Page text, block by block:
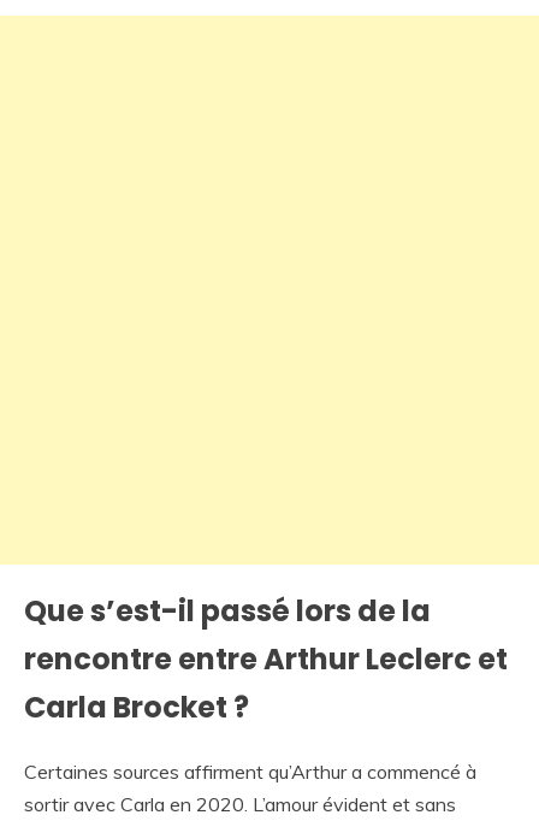
Que s’est-il passé lors de la
rencontre entre Arthur Leclerc et
Carla Brocket ?
Certaines sources affirment qu’Arthur a commencé à
sortir avec Carla en 2020. L’amour évident et sans